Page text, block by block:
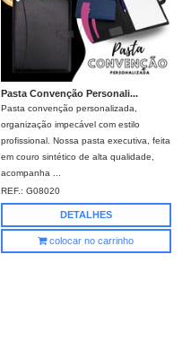
Pasta Convenção Personali...
Pasta convenção personalizada,
organização impecável com estilo
profissional. Nossa pasta executiva, feita
em couro sintético de alta qualidade,
acompanha ...
REF.:G08020
DETALHES
colocar no carrinho